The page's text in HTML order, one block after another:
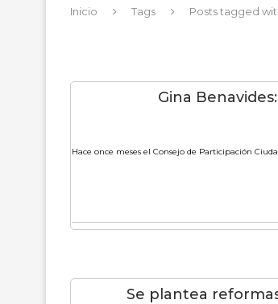
Inicio Tags Posts tagged
Gina
Hace once meses el Consejo de Participación
Se plantea